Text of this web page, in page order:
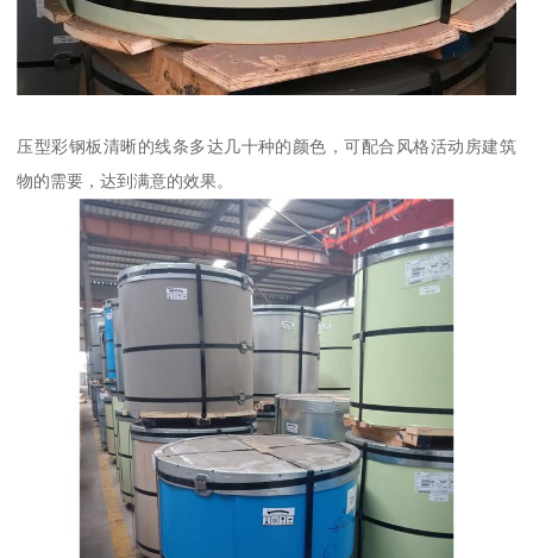
压型彩钢板清晰的线条多达几十种的颜色，可配合风格活动房建筑
物的需要，达到满意的效果。